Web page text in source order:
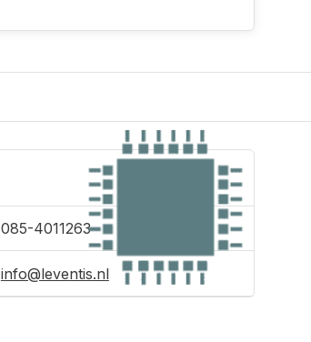
085-4011263
info@leventis.nl